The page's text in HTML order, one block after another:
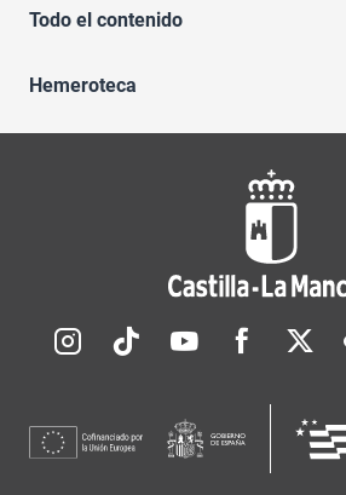
Todo el contenido
Hemeroteca
Redes sociales JCCM